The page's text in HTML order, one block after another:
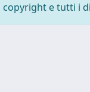
e tutti i